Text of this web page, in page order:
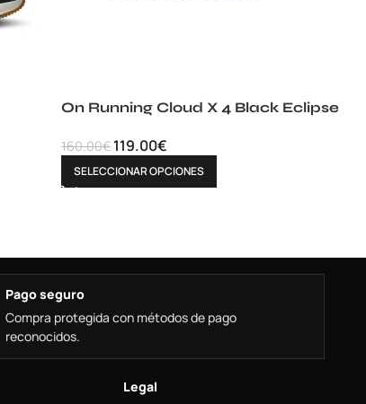
On Running Cloud X 4 Black Eclipse
160.00€ 119.00€
SELECCIONAR OPCIONES
Pago seguro
Compra protegida con métodos de pago
reconocidos.
Legal